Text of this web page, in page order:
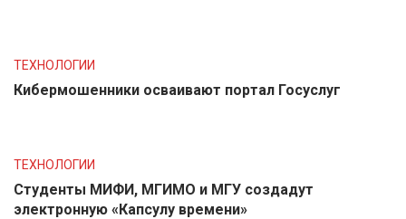
ТЕХНОЛОГИИ
Кибермошенники осваивают портал Госуслуг
ТЕХНОЛОГИИ
Студенты МИФИ, МГИМО и МГУ создадут
электронную «Капсулу времени»